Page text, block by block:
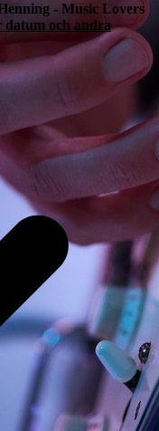
- Music Lovers
datum och andra